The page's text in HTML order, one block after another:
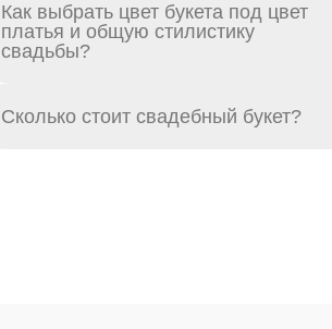
Как выбрать цвет букета под цвет
платья и общую стилистику
свадьбы?
Сколько стоит свадебный букет?